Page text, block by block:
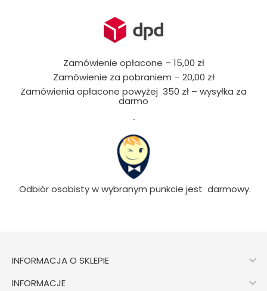
Zamówienie opłacone – 15,00 zł
Zamówienie za pobraniem – 20,00 zł
Zamówienia opłacone powyżej 350 zł – wysyłka za
darmo
.
Odbiór osobisty w wybranym punkcie jest darmowy.
INFORMACJA O SKLEPIE 
INFORMACJE 